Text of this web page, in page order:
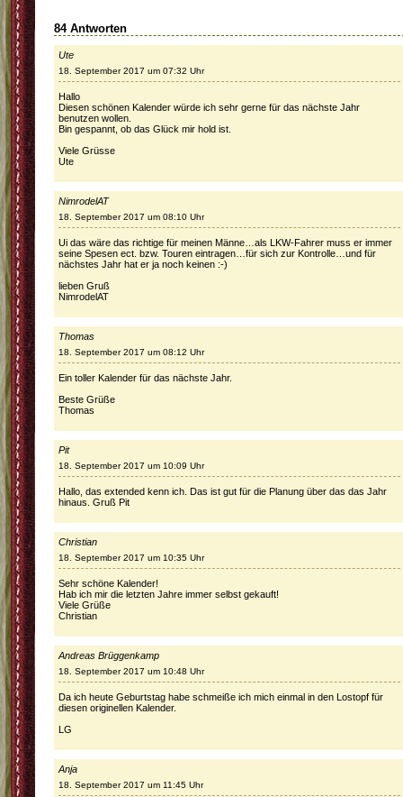
84 Antworten
Ute
18. September 2017 um 07:32 Uhr
Hallo
Diesen schönen Kalender würde ich sehr gerne für das nächste Jahr
benutzen wollen.
Bin gespannt, ob das Glück mir hold ist.
Viele Grüsse
Ute
NimrodelAT
18. September 2017 um 08:10 Uhr
Ui das wäre das richtige für meinen Männe…als LKW-Fahrer muss er immer
seine Spesen ect. bzw. Touren eintragen…für sich zur Kontrolle…und für
nächstes Jahr hat er ja noch keinen :-)
lieben Gruß
NimrodelAT
Thomas
18. September 2017 um 08:12 Uhr
Ein toller Kalender für das nächste Jahr.
Beste Grüße
Thomas
Pit
18. September 2017 um 10:09 Uhr
Hallo, das extended kenn ich. Das ist gut für die Planung über das das Jahr
hinaus. Gruß Pit
Christian
18. September 2017 um 10:35 Uhr
Sehr schöne Kalender!
Hab ich mir die letzten Jahre immer selbst gekauft!
Viele Grüße
Christian
Andreas Brüggenkamp
18. September 2017 um 10:48 Uhr
Da ich heute Geburtstag habe schmeiße ich mich einmal in den Lostopf für
diesen originellen Kalender.
LG
Anja
18. September 2017 um 11:45 Uhr